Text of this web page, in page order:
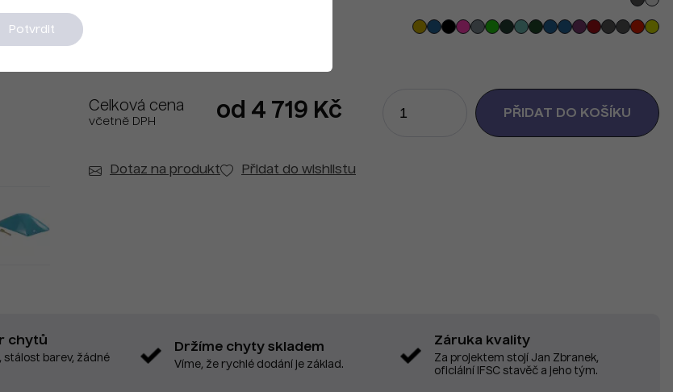
Celková cena
včetně DPH od 4 719 Kč
Dotaz na produkt Přidat do wishlistu
chytů
stálost barev, žádné
Držíme chyty skladem
Víme, že rychlé dodání je základ.
Záruka kvality
Za projektem stojí Jan Zbranek,
oficiální IFSC stavěč a jeho tým.
Potvrdit